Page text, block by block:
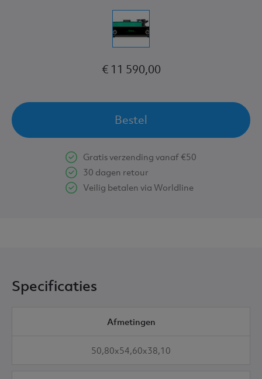
€ 11 590,00
Bestel
Gratis verzending vanaf €50
30 dagen retour
Veilig betalen via Worldline
Specificaties
Afmetingen
50,80x54,60x38,10